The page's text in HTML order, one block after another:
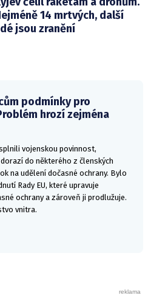
14 mrtvých, další
jsou zranění
podmínky pro
hrozí zejména
vojenskou povinnost,
do některého z členských
na udělení dočasné ochrany. Bylo
Rady EU, které upravuje
ochrany a zároveň ji prodlužuje.
vnitra.